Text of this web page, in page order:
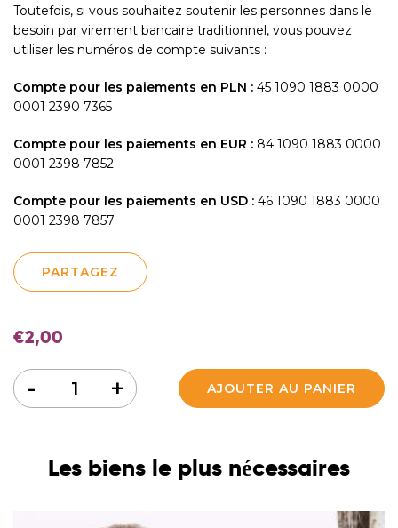
Toutefois, si vous souhaitez soutenir les personnes dans le
besoin par virement bancaire traditionnel, vous pouvez
utiliser les numéros de compte suivants :
Compte pour les paiements en PLN : 45 1090 1883 0000
0001 2390 7365
Compte pour les paiements en EUR : 84 1090 1883 0000
0001 2398 7852
Compte pour les paiements en USD : 46 1090 1883 0000
0001 2398 7857
PARTAGEZ
€2,00
Quantité +
- AJOUTER AU PANIER
Les biens le plus nécessaires